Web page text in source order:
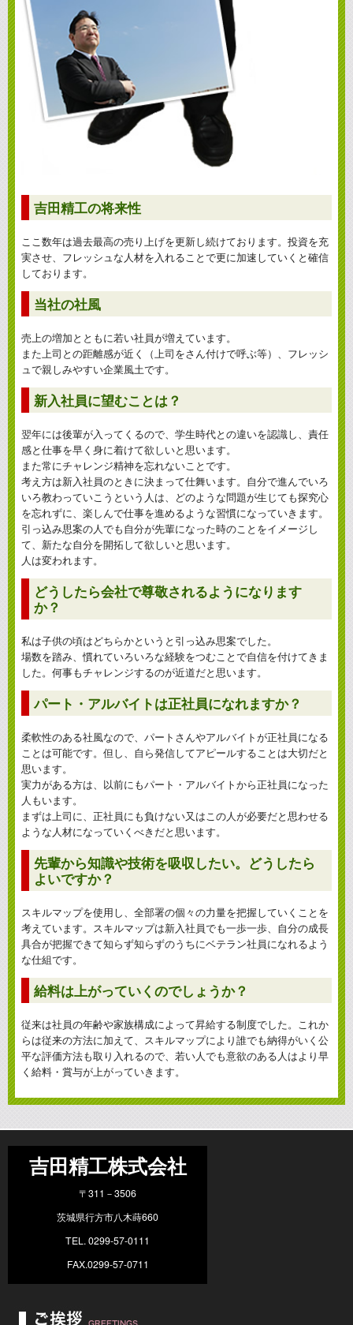
吉田精工の将来性
ここ数年は過去最高の売り上げを更新し続けております。投資を充
実させ、フレッシュな人材を入れることで更に加速していくと確信
しております。
当社の社風
売上の増加とともに若い社員が増えています。
また上司との距離感が近く（上司をさん付けで呼ぶ等）、フレッシ
ュで親しみやすい企業風土です。
新入社員に望むことは？
翌年には後輩が入ってくるので、学生時代との違いを認識し、責任
感と仕事を早く身に着けて欲しいと思います。
また常にチャレンジ精神を忘れないことです。
考え方は新入社員のときに決まって仕舞います。自分で進んでいろ
いろ教わっていこうという人は、どのような問題が生じても探究心
を忘れずに、楽しんで仕事を進めるような習慣になっていきます。
引っ込み思案の人でも自分が先輩になった時のことをイメージし
て、新たな自分を開拓して欲しいと思います。
人は変われます。
どうしたら会社で尊敬されるようになります
か？
私は子供の頃はどちらかというと引っ込み思案でした。
場数を踏み、慣れていろいろな経験をつむことで自信を付けてきま
した。何事もチャレンジするのが近道だと思います。
パート・アルバイトは正社員になれますか？
柔軟性のある社風なので、パートさんやアルバイトが正社員になる
ことは可能です。但し、自ら発信してアピールすることは大切だと
思います。
実力がある方は、以前にもパート・アルバイトから正社員になった
人もいます。
まずは上司に、正社員にも負けない又はこの人が必要だと思わせる
ような人材になっていくべきだと思います。
先輩から知識や技術を吸収したい。どうしたら
よいですか？
スキルマップを使用し、全部署の個々の力量を把握していくことを
考えています。スキルマップは新入社員でも一歩一歩、自分の成長
具合が把握できて知らず知らずのうちにベテラン社員になれるよう
な仕組です。
給料は上がっていくのでしょうか？
従来は社員の年齢や家族構成によって昇給する制度でした。これか
らは従来の方法に加えて、スキルマップにより誰でも納得がいく公
平な評価方法も取り入れるので、若い人でも意欲のある人はより早
く給料・賞与が上がっていきます。
吉田精工株式会社
〒311－3506
茨城県行方市八木蒔660
TEL. 0299-57-0111
FAX.0299-57-0711